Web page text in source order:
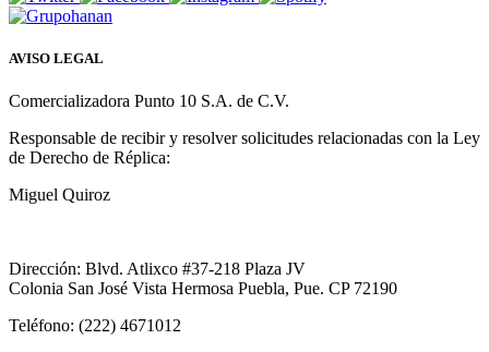
AVISO LEGAL
Comercializadora Punto 10 S.A. de C.V.
Responsable de recibir y resolver solicitudes relacionadas con la Ley
de Derecho de Réplica:
Miguel Quiroz
Dirección: Blvd. Atlixco #37-218 Plaza JV
Colonia San José Vista Hermosa Puebla, Pue. CP 72190
Teléfono: (222) 4671012